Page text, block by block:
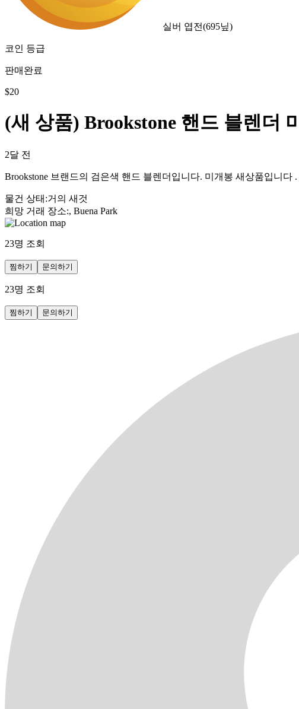
실버 엽전(695닢)
코인 등급
판매완료
$20
(새 상품) Brookstone 핸드 블렌더
2달 전
Brookstone 브랜드의 검은색 핸드 블렌더입니다. 미개봉 새상품입니
물건 상태 :거의 새것
희망 거래 장소:, Buena Park
23명 조회
찜하기 문의하기
23명 조회
찜하기 문의하기